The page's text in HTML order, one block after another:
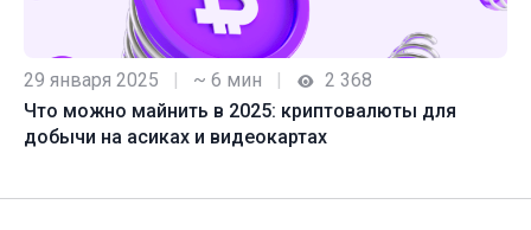
29 января 2025 ~ 6 мин
2 368
Что можно майнить в 2025: криптовалюты для
добычи на асиках и видеокартах